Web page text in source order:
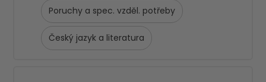
Poruchy a spec. vzděl. potřeby
Český jazyk a literatura